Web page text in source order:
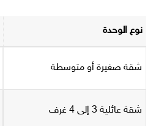
نوع الوحدة
شقة صغيرة أو متوسطة
شقة عائلية 3 إلى 4 غرف